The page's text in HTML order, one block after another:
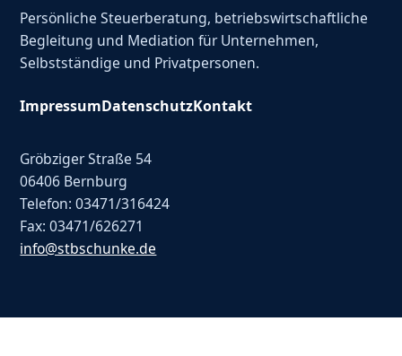
Persönliche Steuerberatung, betriebswirtschaftliche
Begleitung und Mediation für Unternehmen,
Selbstständige und Privatpersonen.
ImpressumDatenschutzKontakt
Gröbziger Straße 54
06406 Bernburg
Telefon: 03471/316424
Fax: 03471/626271
info@stbschunke.de